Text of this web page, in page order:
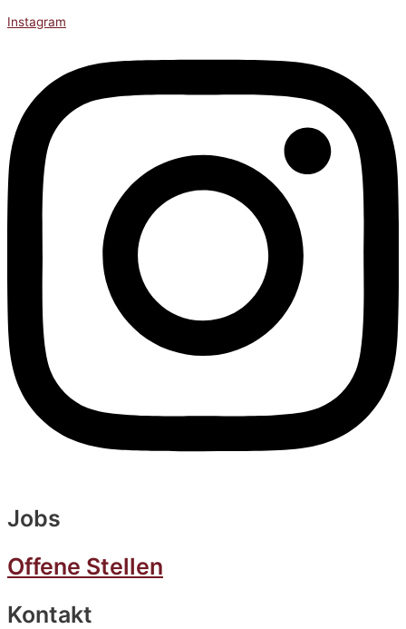
Instagram
Jobs
Offene Stellen
Kontakt